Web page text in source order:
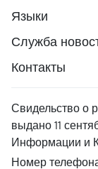
Языки
Служба
Контакты
Свидельство о
выдано 11
Информации и
Номер телефона: